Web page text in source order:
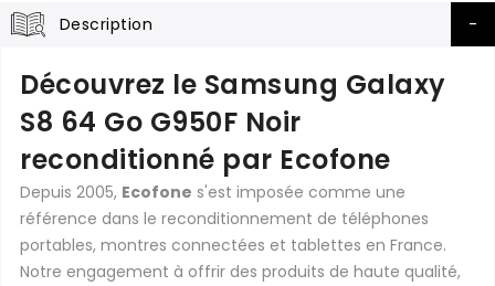
Description
Découvrez le Samsung Galaxy
S8 64 Go G950F Noir
reconditionné par Ecofone
Depuis 2005, Ecofone s'est imposée comme une
référence dans le reconditionnement de téléphones
portables, montres connectées et tablettes en France.
Notre engagement à offrir des produits de haute qualité,